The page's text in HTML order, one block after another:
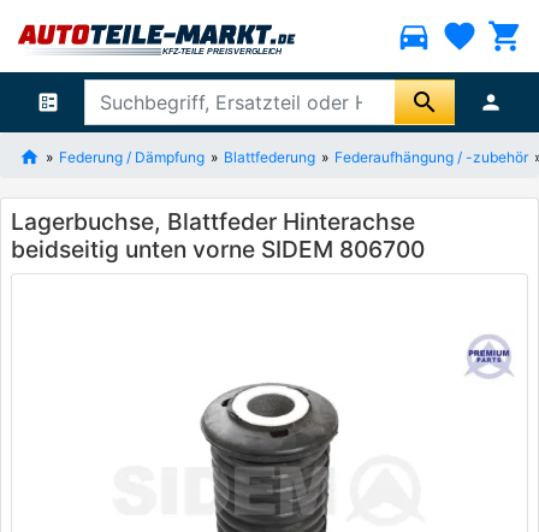
directions_car favorite shopping_cart
ballot search person
Federung / Dämpfung Blattfederung Federaufhängung / -zubehör
Lagerbuchse, Blattfeder Hinterachse
beidseitig unten vorne SIDEM 806700